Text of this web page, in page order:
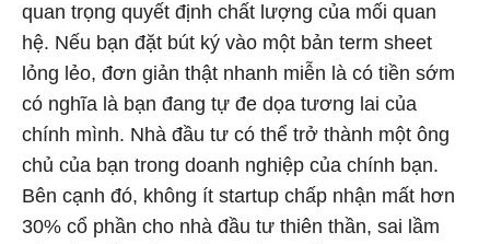
quan trọng quyết định chất lượng của mối quan
hệ. Nếu bạn đặt bút ký vào một bản term sheet
lỏng lẻo, đơn giản thật nhanh miễn là có tiền sớm
có nghĩa là bạn đang tự đe dọa tương lai của
chính mình. Nhà đầu tư có thể trở thành một ông
chủ của bạn trong doanh nghiệp của chính bạn.
Bên cạnh đó, không ít startup chấp nhận mất hơn
30% cổ phần cho nhà đầu tư thiên thần, sai lầm